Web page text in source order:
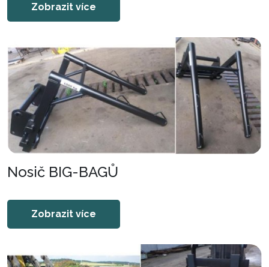
Zobrazit více
Nosič BIG-BAGŮ
Zobrazit více